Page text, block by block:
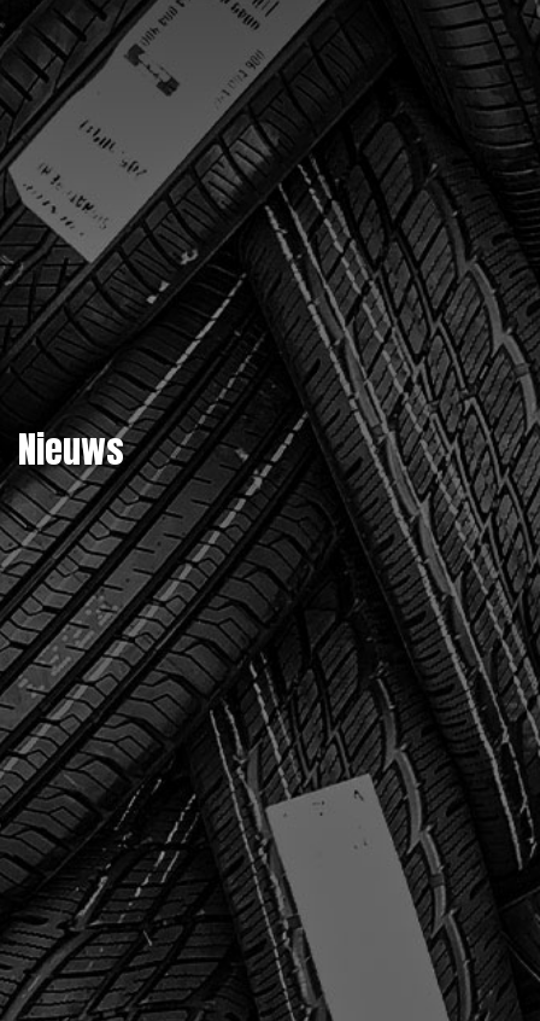
Nieuws